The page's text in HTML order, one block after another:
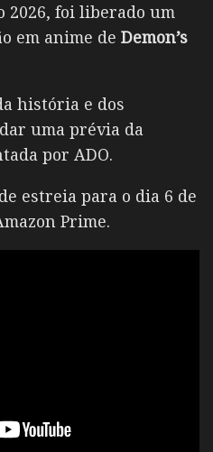
2026, foi liberado um
em anime de Demon’s
história e dos
uma prévia da
por ADO.
estreia para o dia 6 de
Prime.